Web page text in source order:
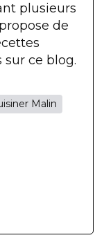
plusieurs
de
sur ce blog.
Malin